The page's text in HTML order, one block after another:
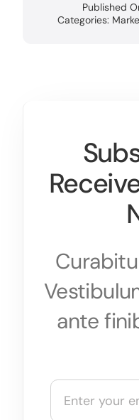
Published
Categories:
ante